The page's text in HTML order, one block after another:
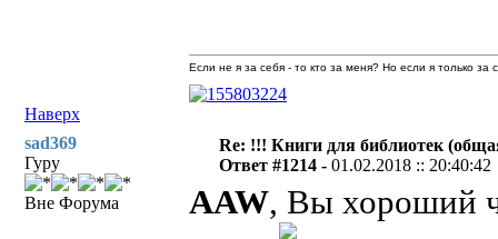
Наверх
Если не я за себя - то кто за меня? Но если я только
sad369
Гуру
Вне Форума
Re: !!! Книги для библиотек
Ответ #1214 -01.02.2018 :: 20:40:42
AAW, Вы хороший